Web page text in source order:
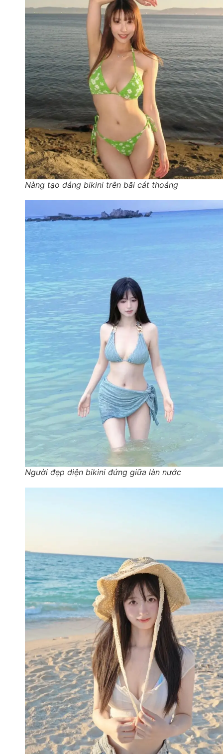
Nàng tạo dáng bikini trên bãi cát thoáng
Người đẹp diện bikini đứng giữa làn nước